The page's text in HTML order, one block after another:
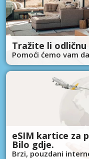
Tražite li odličnu
Pomoći ćemo vam
eSIM kartice za
Bilo gdje.
Brzi, pouzdani